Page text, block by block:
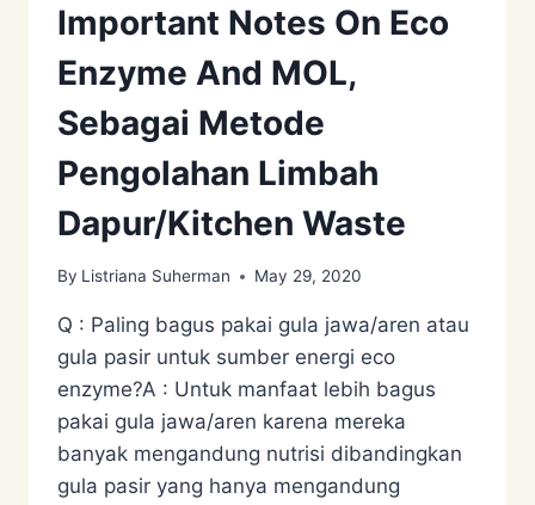
Important Notes On Eco
Enzyme And MOL,
Sebagai Metode
Pengolahan Limbah
Dapur/Kitchen Waste
By Listriana Suherman May 29, 2020
Q : Paling bagus pakai gula jawa/aren atau
gula pasir untuk sumber energi eco
enzyme?A : Untuk manfaat lebih bagus
pakai gula jawa/aren karena mereka
banyak mengandung nutrisi dibandingkan
gula pasir yang hanya mengandung